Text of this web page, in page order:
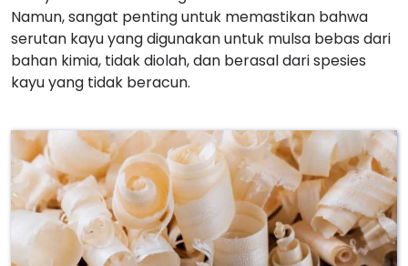
Namun, sangat penting untuk memastikan bahwa
serutan kayu yang digunakan untuk mulsa bebas dari
bahan kimia, tidak diolah, dan berasal dari spesies
kayu yang tidak beracun.